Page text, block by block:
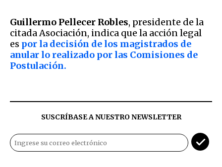
Guillermo Pellecer Robles, presidente de la
citada Asociación, indica que la acción legal
es por la decisión de los magistrados de
anular lo realizado por las Comisiones de
Postulación.
SUSCRÍBASE A NUESTRO NEWSLETTER